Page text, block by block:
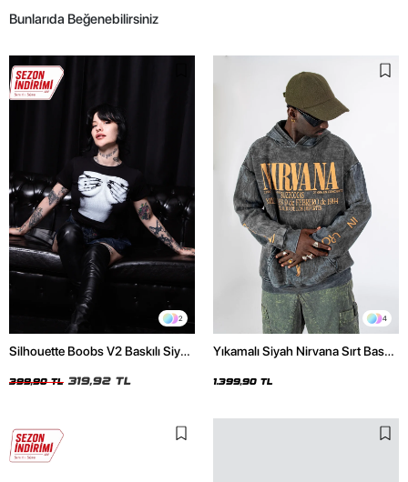
Bunlarıda Beğenebilirsiniz
2
Silhouette Boobs V2 Baskılı Siyah
399,90 TL 319,92 TL
4
Yıkamalı Siyah Nirvana Sırt Baskılı
1.399,90 TL